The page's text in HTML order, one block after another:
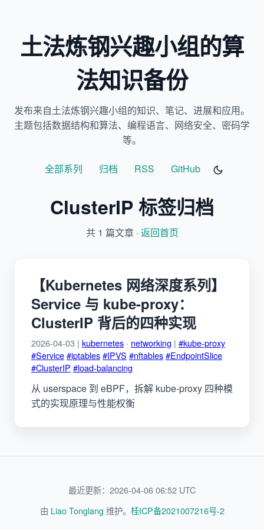
土法炼钢兴趣小组的算
法知识备份
发布来自土法炼钢兴趣小组的知识、笔记、进展和应用。
主题包括数据结构和算法、编程语言、网络安全、密码学
等。
全部系列 归档 RSS GitHub
ClusterIP 标签归档
共 1 篇文章 · 返回首页
【Kubernetes 网络深度系列】
Service 与 kube-proxy：
ClusterIP 背后的四种实现
2026-04-03 | kubernetes · networking | #kube-proxy
#Service#iptables#IPVS #nftables#EndpointSlice
#ClusterIP #load-balancing
从 userspace 到 eBPF，拆解 kube-proxy 四种模
式的实现原理与性能权衡
最近更新：2026-04-06 06:52 UTC
由 Liao Tonglang 维护。 桂ICP备2021007216号-2